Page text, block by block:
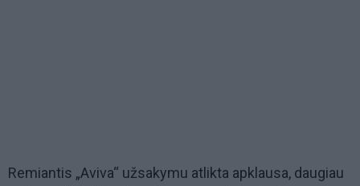
Remiantis „Aviva“ užsakymu atlikta apklausa, daugiau